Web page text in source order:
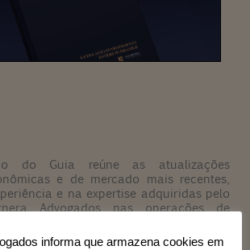
do Guia reúne as atualizações
e de mercado mais recentes,
e na expertise adquiridas pelo
Advogados nas operações de
informa que armazena cookies em